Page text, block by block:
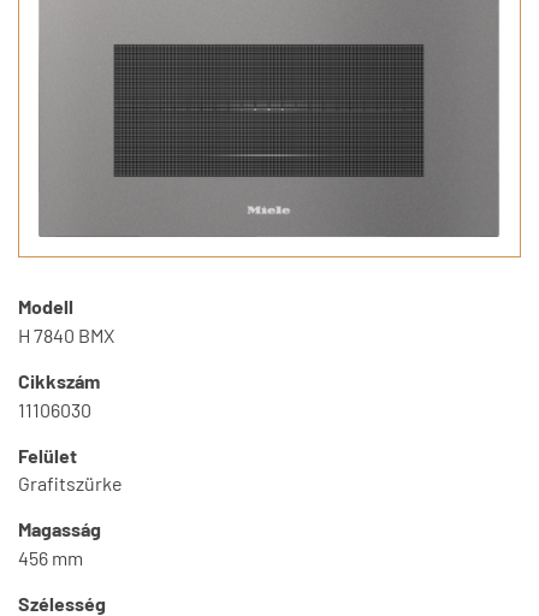
Modell
H 7840 BMX
Cikkszám
11106030
Felület
Grafitszürke
Magasság
456 mm
Szélesség